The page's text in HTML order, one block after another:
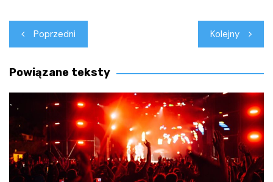
Nawigacja
wpisu
Poprzedni Kolejny
Powiązane teksty